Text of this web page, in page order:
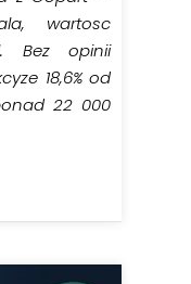
wartosc
Bez opinii
18,6% od
22 000